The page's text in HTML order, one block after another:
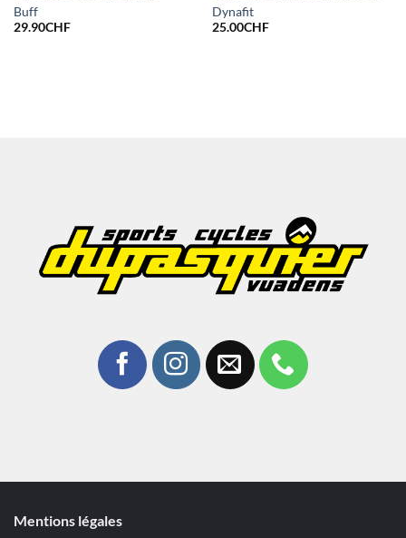
Buff
29.90CHF
Dynafit
25.00CHF
Mentions légales